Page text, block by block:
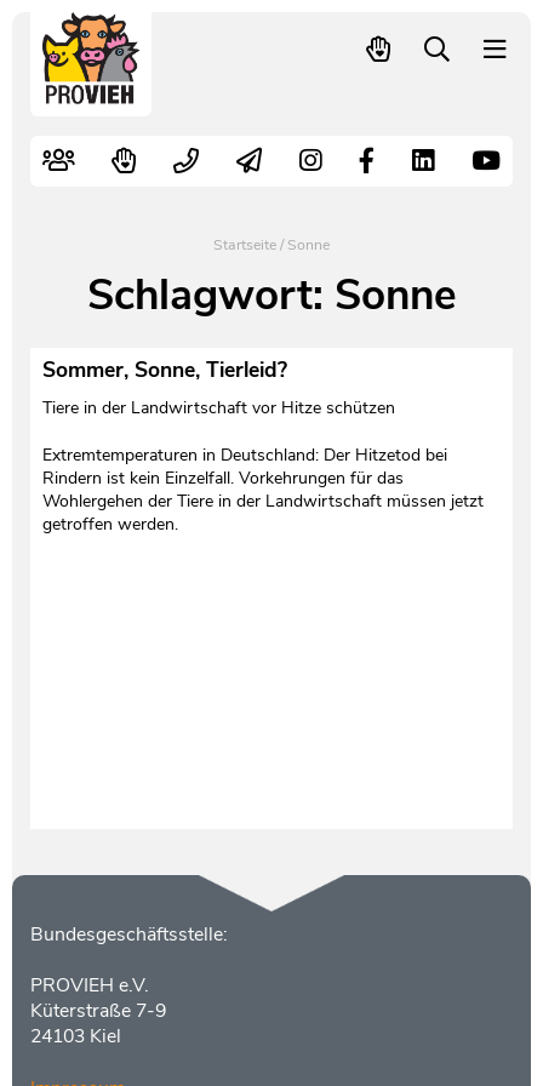
Schnellwahl
Startseite/Sonne
Schlagwort: Sonne
Sommer, Sonne, Tierleid?
Tiere in der Landwirtschaft vor Hitze schützen
Extremtemperaturen in Deutschland: Der Hitzetod bei
Rindern ist kein Einzelfall. Vorkehrungen für das
Wohlergehen der Tiere in der Landwirtschaft müssen jetzt
getroffen werden.
Kontakt
Bundesgeschäftsstelle:
PROVIEH e.V.
Küterstraße 7-9
24103 Kiel
Nutztiere
Alte Nutztierrassen
Video- und Audiothek
Kampagnen
Fachliche Arbeit
Verbraucherinfos
Mitglied werden – langfristig helfen
Spenden
Freiwille Beitragserhöhung
Aktiv werden
Shop
Geldauflagen
Kontakt
Leitbild
Satzung
Jahresberichte
Vereinsgründung
Pressekontakt
Newsletter
Pressespiegel
Pressematerial
PROVIEH in Zahlen